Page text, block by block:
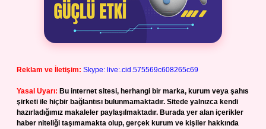
Reklam ve İletişim: Skype: live:.cid.575569c608265c69
Yasal Uyarı: Bu internet sitesi, herhangi bir marka, kurum veya şahıs
şirketi ile hiçbir bağlantısı bulunmamaktadır. Sitede yalnızca kendi
hazırladığımız makaleler paylaşılmaktadır. Burada yer alan içerikler
haber niteliği taşımamakta olup, gerçek kurum ve kişiler hakkında